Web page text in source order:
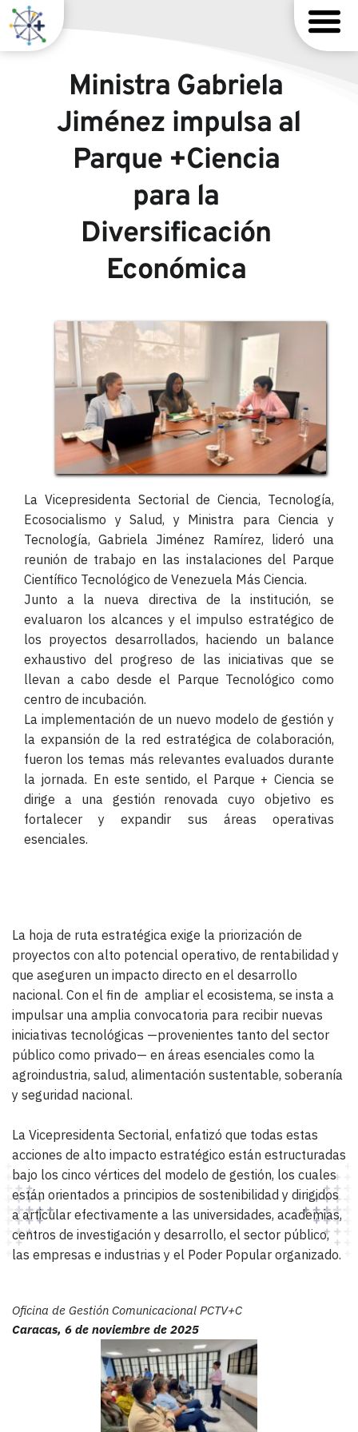
Ministra Gabriela
Jiménez impulsa al
Parque +Ciencia
para la
Diversificación
Económica
La Vicepresidenta Sectorial de Ciencia, Tecnología,
Ecosocialismo y Salud, y Ministra para Ciencia y
Tecnología, Gabriela Jiménez Ramírez, lideró una
reunión de trabajo en las instalaciones del Parque
Científico Tecnológico de Venezuela Más Ciencia.
Junto a la nueva directiva de la institución, se
evaluaron los alcances y el impulso estratégico de
los proyectos desarrollados, haciendo un balance
exhaustivo del progreso de las iniciativas que se
llevan a cabo desde el Parque Tecnológico como
centro de incubación.
La implementación de un nuevo modelo de gestión y
la expansión de la red estratégica de colaboración,
fueron los temas más relevantes evaluados durante
la jornada. En este sentido, el Parque + Ciencia se
dirige a una gestión renovada cuyo objetivo es
fortalecer y expandir sus áreas operativas
esenciales.
La hoja de ruta estratégica exige la priorización de
proyectos con alto potencial operativo, de rentabilidad y
que aseguren un impacto directo en el desarrollo
nacional. Con el fin de  ampliar el ecosistema, se insta a
impulsar una amplia convocatoria para recibir nuevas
iniciativas tecnológicas —provenientes tanto del sector
público como privado— en áreas esenciales como la
agroindustria, salud, alimentación sustentable, soberanía
y seguridad nacional.
La Vicepresidenta Sectorial, enfatizó que todas estas
acciones de alto impacto estratégico están estructuradas
bajo los cinco vértices del modelo de gestión, los cuales
están orientados a principios de sostenibilidad y dirigidos
a articular efectivamente a las universidades, academias,
centros de investigación y desarrollo, el sector público,
las empresas e industrias y el Poder Popular organizado.
Oficina de Gestión Comunicacional PCTV+C
Caracas, 6 de noviembre de 2025